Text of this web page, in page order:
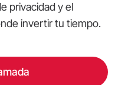
privacidad y el
invertir tu tiempo.